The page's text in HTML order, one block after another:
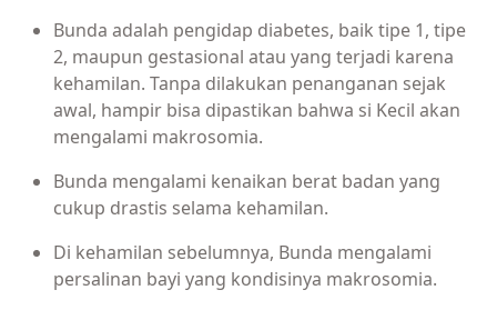
Bunda adalah pengidap diabetes, baik tipe 1, tipe
2, maupun gestasional atau yang terjadi karena
kehamilan. Tanpa dilakukan penanganan sejak
awal, hampir bisa dipastikan bahwa si Kecil akan
mengalami makrosomia.
Bunda mengalami kenaikan berat badan yang
cukup drastis selama kehamilan.
Di kehamilan sebelumnya, Bunda mengalami
persalinan bayi yang kondisinya makrosomia.